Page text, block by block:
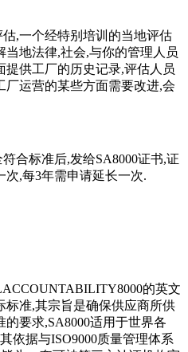
,一个经特别培训的当地评估
地法律,社会,与你的管理人员
供工厂的历史记录,评估人员
运营的某些方面需要改进,会
合标准后,发给SA8000证书,证
次,每3年需申请延长一次.
的英文
标准,其宗旨是确保供应商所供
要求,SA8000适用于世界各
依据与ISO9000质量管理体系